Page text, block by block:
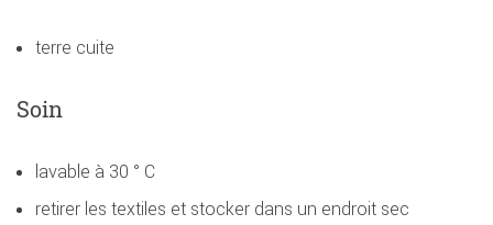
terre cuite
Soin
lavable à 30 ° C
retirer les textiles et stocker dans un endroit sec